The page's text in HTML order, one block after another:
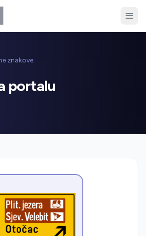
znakove
portalu